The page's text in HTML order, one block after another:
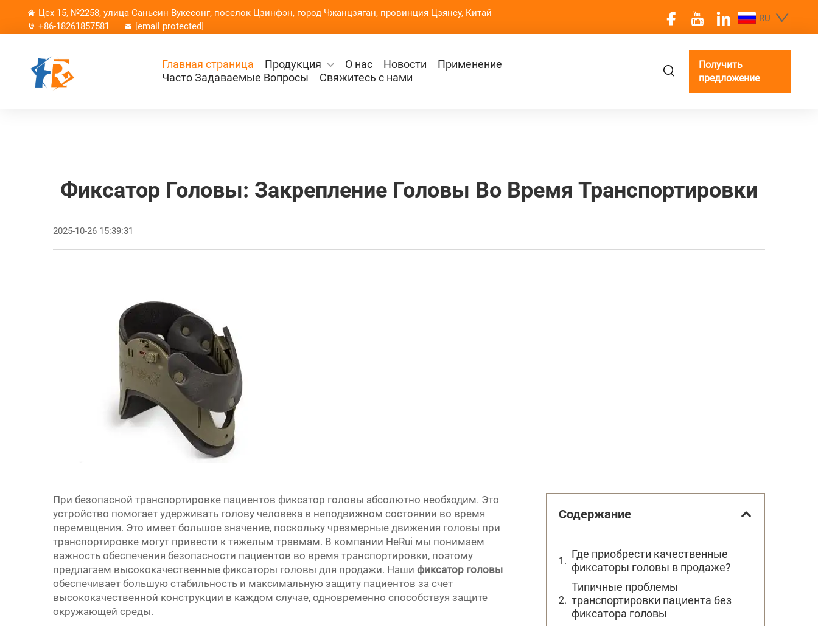
Цех 15, №2258, улица Саньсин Вукесонг, поселок Цзинфэн, город Чжанцзяган, провинция Цзянсу, Китай
+86-18261857581
[email protected]
RU
Главная страница Продукция О нас Новости
Применение
Часто Задаваемые Вопросы
Свяжитесь с нами
Получить
предложение
Фиксатор Головы: Закрепление Головы Во Время Транспортировки
2025-10-26 15:39:31
При безопасной транспортировке пациентов фиксатор головы абсолютно необходим. Это
устройство помогает удерживать голову человека в неподвижном состоянии во время
перемещения. Это имеет большое значение, поскольку чрезмерные движения головы при
транспортировке могут привести к тяжелым травмам. В компании HeRui мы понимаем
важность обеспечения безопасности пациентов во время транспортировки, поэтому
предлагаем высококачественные фиксаторы головы для продажи. Наши фиксатор головы
обеспечивает большую стабильность и максимальную защиту пациентов за счет
высококачественной конструкции в каждом случае, одновременно способствуя защите
окружающей среды.
Содержание
Где приобрести качественные
фиксаторы головы в продаже?
Типичные проблемы
транспортировки пациента без
фиксатора головы